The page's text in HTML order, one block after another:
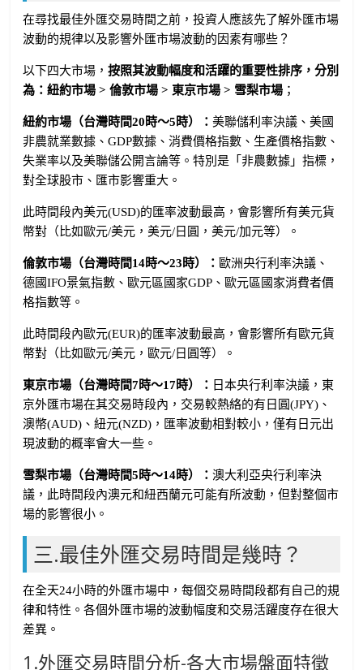
在尋找最佳外匯交易時間之前，投資人應該先了解外匯市場
波動的規律以及影響外匯市場波動的因素有哪些？
以下四大市場，按照其波動幅度和活躍的重要性排序，分別
為：紐約市場 > 倫敦市場 > 東京市場 > 雪梨市場 ；
紐約市場（台灣時間20時～5時）：美聯儲利率決議、美國
非農就業數據、GDP數據、消費價格指數、生產價格指數、
失業率以及美聯儲公開言論等。特別是「非農數據」指標，
對全球股市、匯市影響重大。
此時間段內美元(USD)的匯率波動最高，會影響所有美元貨
幣對（比如歐元/美元，美元/日圓，美元/加元等）。
倫敦市場（台灣時間14時～23時）： 歐洲央行利率決議、
德國IFO景氣指數、歐元區國家GDP、歐元區國家消費者價
格指數等。
此時間段內歐元(EUR)的匯率波動最高，會影響所有歐元貨
幣對（比如歐元/美元，歐元/日圓等）。
東京市場（台灣時間7時～17時）： 日本央行利率決議，東
京外匯市場在其交易時段內，交易較熱絡的有日圓(JPY)、
澳幣(AUD)、紐元(NZD)，匯率波動相對較小，僅有日元出
現波動的概率會大一些。
雪梨市場（台灣時間5時～14時）：澳大利亞央行利率決
議，此時間段內澳元和紐西蘭元可能有所波動，但對整個市
場的影響很小。
三.最佳外匯交易時間是幾時？
在全天24小時的外匯市場中，每個交易時間段都有自己的規
律和特性。各個外匯市場的波動幅度和交易活躍度存在很大
差異。
1.外匯交易時間分析-各大市場盤面特徵